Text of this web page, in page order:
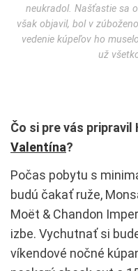
neukradol. Našťastie sa
však objavil, bol v
vedenie kúpeľov ho
už
Čo si pre vás
Valentína?
Počas pobytu s
budú čakať ruže,
Moët & Chandon
izbe. Vychutnať si
víkendové nočné